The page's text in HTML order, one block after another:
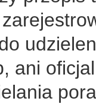
ani